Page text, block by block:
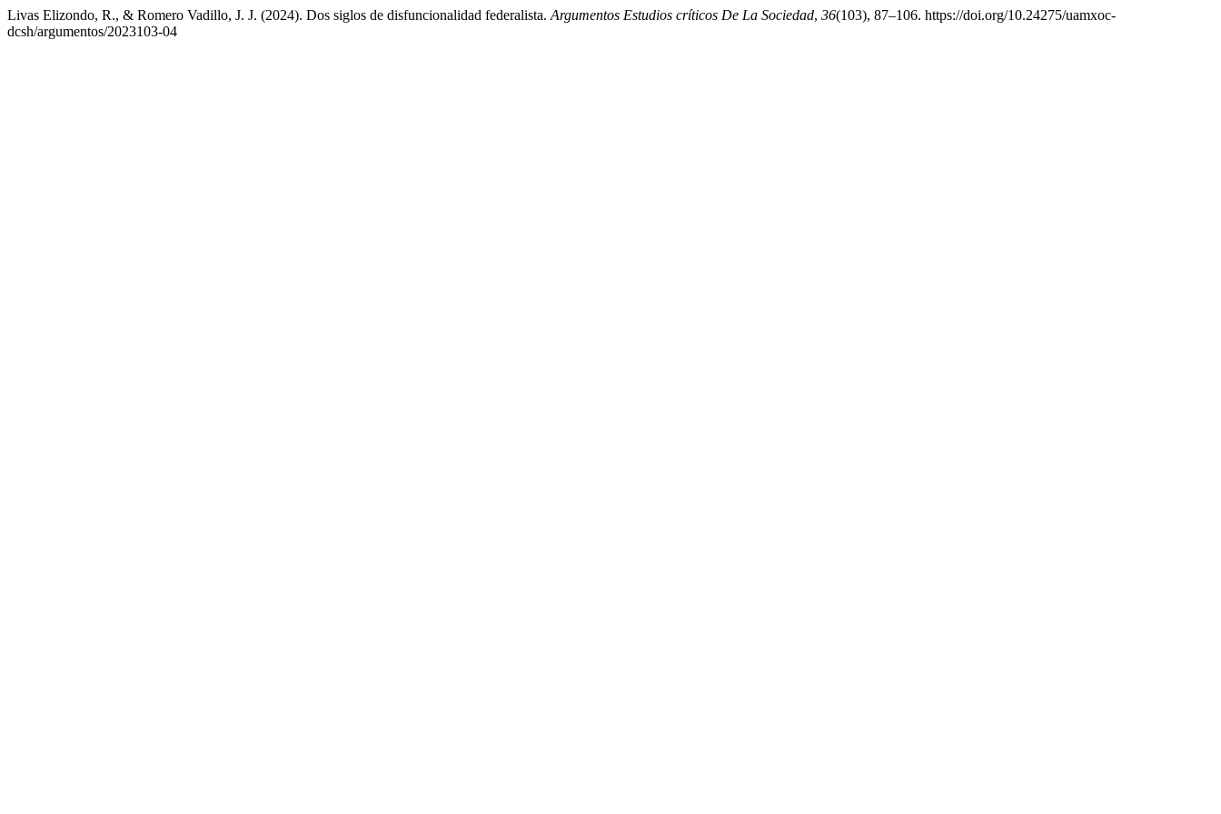
Livas Elizondo, R., & Romero Vadillo, J. J. (2024). Dos siglos de disfuncionalidad federalista. Argumentos Estudios críticos De La Sociedad, 36(103), 87–106. https://doi.org/10.24275/uamxoc-
dcsh/argumentos/2023103-04